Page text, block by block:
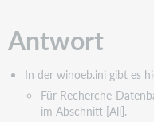
Antwort
In der winoeb.ini gibt es
Für Recherche-
im Abschnitt [All].